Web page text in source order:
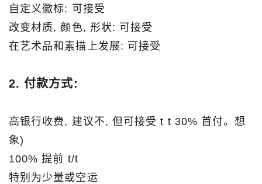
自定义徽标: 可接受
改变材质, 颜色, 形状: 可接受
在艺术品和素描上发展: 可接受
2. 付款方式:
高银行收费, 建议不, 但可接受 t t 30% 首付。想
象)
100% 提前 t/t
特别为少量或空运